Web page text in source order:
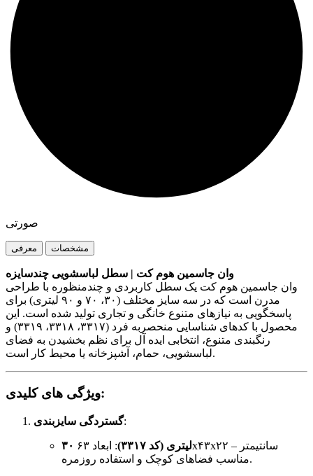
صورتی
معرفی مشخصات
وان جاسمین هوم کت | سطل لباسشویی چندسایزه
وان جاسمین هوم کت یک سطل کاربردی و چندمنظوره با طراحی
مدرن است که در سه سایز مختلف (۳۰، ۷۰ و ۹۰ لیتری) برای
پاسخگویی به نیازهای متنوع خانگی و تجاری تولید شده است. این
محصول با کدهای شناسایی منحصربه فرد (۳۳۱۷، ۳۳۱۸، ۳۳۱۹) و
رنگبندی متنوع، انتخابی ایده آل برای نظم بخشیدن به فضای
لباسشویی، حمام، آشپزخانه یا محیط کار است.
ویژگی های کلیدی:
گستردگی سایزبندی:
۳۰ لیتری (کد ۳۳۱۷)
: ابعاد ۶۳x۴۳x۲۲ سانتیمتر –
مناسب فضاهای کوچک و استفاده روزمره.